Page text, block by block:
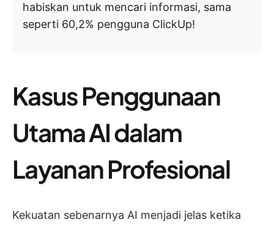
habiskan untuk mencari informasi, sama
seperti 60,2% pengguna ClickUp!
Kasus Penggunaan
Utama AI dalam
Layanan Profesional
Kekuatan sebenarnya AI menjadi jelas ketika